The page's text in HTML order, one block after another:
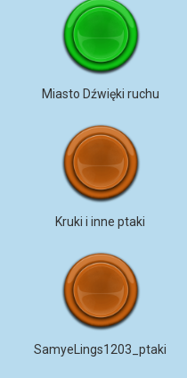
Miasto Dźwięki ruchu
Kruki i inne ptaki
SamyeLings1203_ptaki